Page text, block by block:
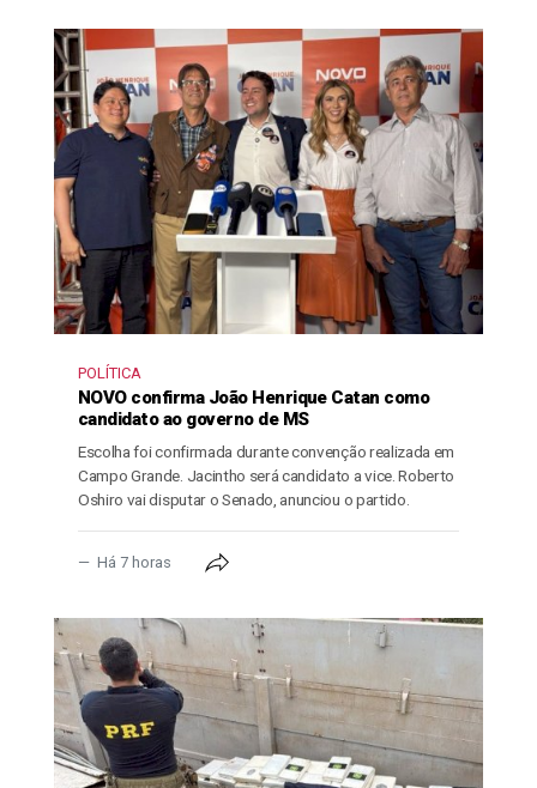
POLÍTICA
NOVO confirma João Henrique Catan como
candidato ao governo de MS
Escolha foi confirmada durante convenção realizada em
Campo Grande. Jacintho será candidato a vice. Roberto
Oshiro vai disputar o Senado, anunciou o partido.
Há 7 horas